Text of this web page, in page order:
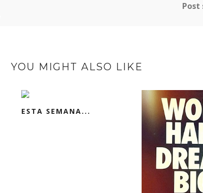
YOU MIGHT ALSO LIKE
ESTA SEMANA...